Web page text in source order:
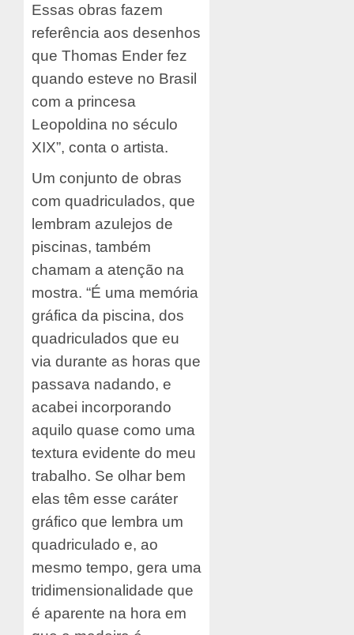
Essas obras fazem
referência aos desenhos
que Thomas Ender fez
quando esteve no Brasil
com a princesa
Leopoldina no século
XIX”, conta o artista.
Um conjunto de obras
com quadriculados, que
lembram azulejos de
piscinas, também
chamam a atenção na
mostra. “É uma memória
gráfica da piscina, dos
quadriculados que eu
via durante as horas que
passava nadando, e
acabei incorporando
aquilo quase como uma
textura evidente do meu
trabalho. Se olhar bem
elas têm esse caráter
gráfico que lembra um
quadriculado e, ao
mesmo tempo, gera uma
tridimensionalidade que
é aparente na hora em